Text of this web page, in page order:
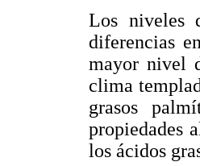
Los niveles
diferencias
mayor nivel
clima
grasos
propiedades
los ácidos